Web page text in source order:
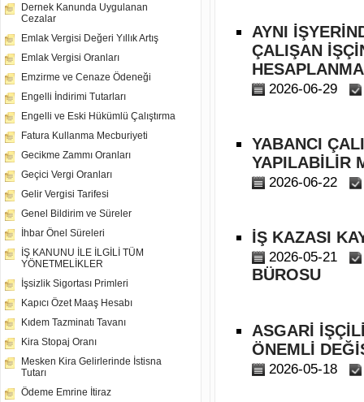
Dernek Kanunda Uygulanan
Cezalar
Emlak Vergisi Değeri Yıllık Artış
Emlak Vergisi Oranları
Emzirme ve Cenaze Ödeneği
Engelli İndirimi Tutarları
Engelli ve Eski Hükümlü Çalıştırma
Fatura Kullanma Mecburiyeti
Gecikme Zammı Oranları
Geçici Vergi Oranları
Gelir Vergisi Tarifesi
Genel Bildirim ve Süreler
İhbar Önel Süreleri
İŞ KANUNU İLE İLGİLİ TÜM
YÖNETMELİKLER
İşsizlik Sigortası Primleri
Kapıcı Özet Maaş Hesabı
Kıdem Tazminatı Tavanı
Kira Stopaj Oranı
Mesken Kira Gelirlerinde İstisna
Tutarı
Ödeme Emrine İtiraz
AYNI
ÇALIŞAN
2026-06-29
YABANCI
YAPILABİLİR
2026-06-22
İŞ KAZASI
2026-05-21
BÜROSU
ASGARİ
ÖNEMLİ
2026-05-18